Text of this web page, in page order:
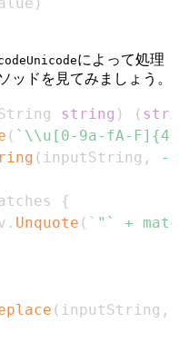
によって処理
ッドを見てみましょう。
string ) (
( `\\u[0-9a-fA-
( inputString , -
{
. Unquote ( ` "` +
( inputString ,